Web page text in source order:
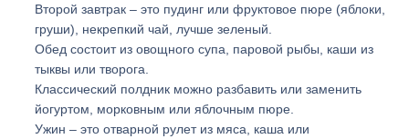
Второй завтрак – это пудинг или фруктовое пюре (яблоки,
груши), некрепкий чай, лучше зеленый.
Обед состоит из овощного супа, паровой рыбы, каши из
тыквы или творога.
Классический полдник можно разбавить или заменить
йогуртом, морковным или яблочным пюре.
Ужин – это отварной рулет из мяса, каша или